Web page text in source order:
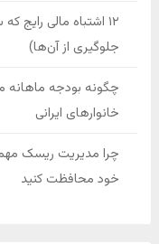
۱۲ اشتباه مالی رایج
جلوگیری از آن‌ها)
چگونه بودجه ماهانه
خانوارهای ایرانی
چرا مدیریت ریسک
خود محافظت کنید